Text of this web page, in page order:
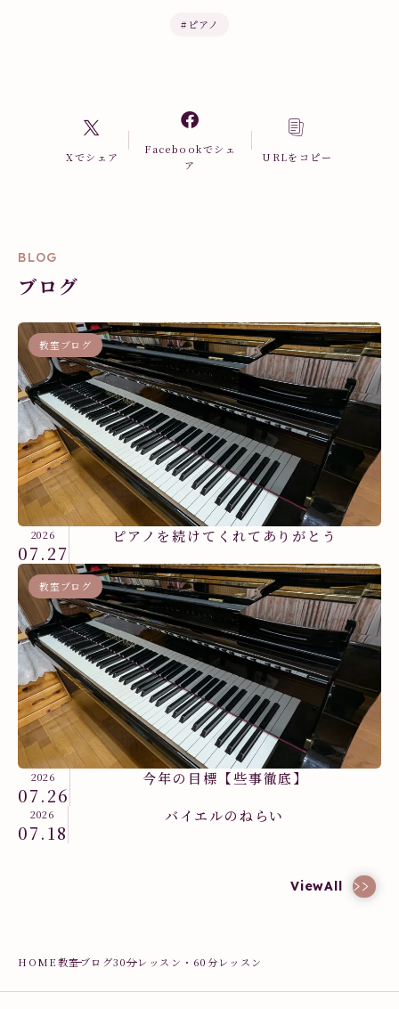
# ピアノ
Xでシェア
Facebookでシェ
ア
URLをコピー
BLOG
ブログ
教室ブログ
2026
07.27
ピアノを続けてくれてありがとう
教室ブログ
2026
07.26
今年の目標【些事徹底】
教室ブログ
2026
07.18
バイエルのねらい
ViewAll
HOME教室ブログ30分レッスン・60分レッスン